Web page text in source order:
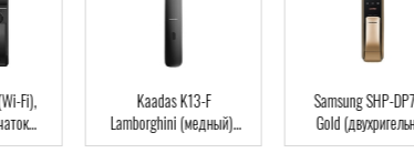
Kaadas K13-F
Lamborghini (медный),
Автомат, Face-ID,
Samsung SHP-DP728
Gold (двухригельная
врезная часть), Автомат,